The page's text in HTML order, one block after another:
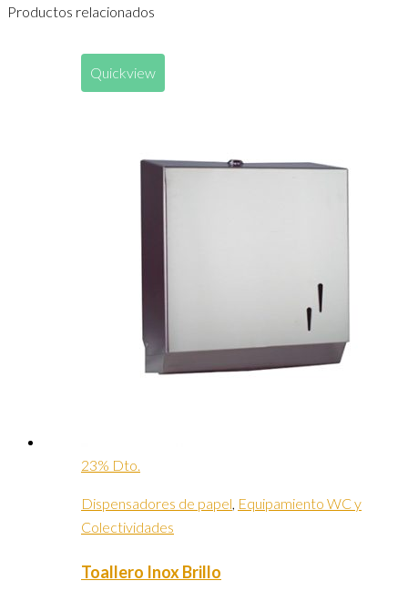
Productos relacionados
Quickview
23% Dto.
Dispensadores de papel, Equipamiento WC y
Colectividades
Toallero Inox Brillo